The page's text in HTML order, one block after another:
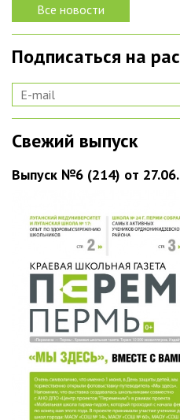
Все новости
Подписаться на
Свежий выпуск
Выпуск №6 (214) от